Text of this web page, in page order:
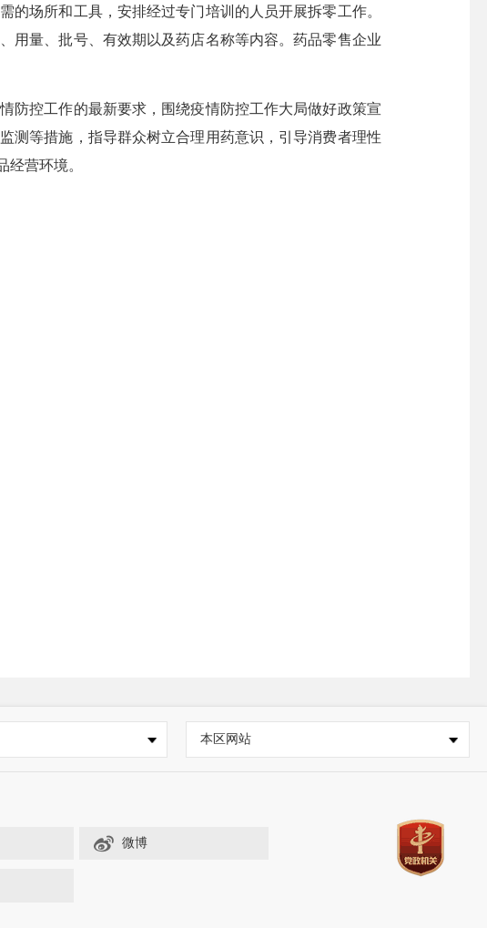
场所和工具，安排经过专门培训的人员开展拆零工作。
用量、批号、有效期以及药店名称等内容。药品零售企业
防控工作的最新要求，围绕疫情防控工作大局做好政策宣
测等措施，指导群众树立合理用药意识，引导消费者理性
营环境。
本区网站
微博